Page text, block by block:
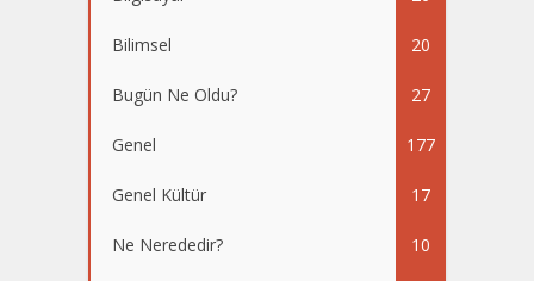
Bilimsel 20
Bugün Ne Oldu? 27
Genel 177
Genel Kültür 17
Ne Nerededir? 10